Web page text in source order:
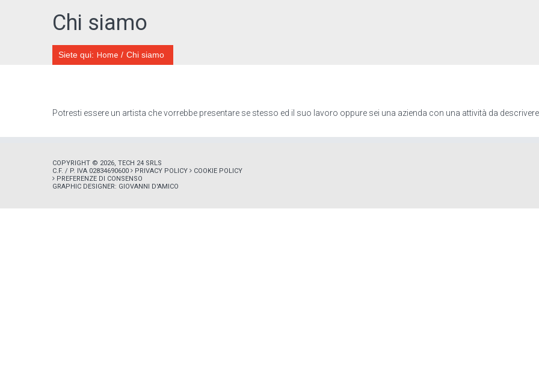
Chi siamo
Siete qui: Home / Chi siamo
Potresti essere un artista che vorrebbe presentare se stesso ed il suo lavoro oppure sei una azienda con una attività da
COPYRIGHT © 2026, TECH 24 SRLS
C.F. / P. IVA 02834690600
PRIVACY POLICY
COOKIE POLICY
PREFERENZE DI CONSENSO
GRAPHIC DESIGNER: GIOVANNI D'AMICO